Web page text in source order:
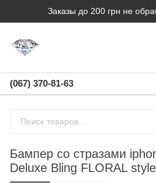
Заказы до 200 грн не
(067) 370-81-63
Бампер со стразами
Deluxe Bling FLORAL